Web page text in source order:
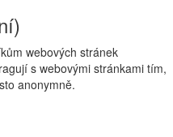
webových stránek
s webovými stránkami tím,
anonymně.